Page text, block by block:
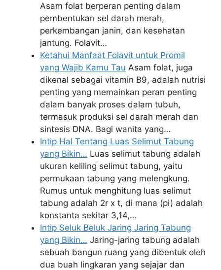
Asam folat berperan penting dalam
pembentukan sel darah merah,
perkembangan janin, dan kesehatan
jantung. Folavit…
Ketahui Manfaat Folavit untuk Promil
yang Wajib Kamu Tau Asam folat, juga
dikenal sebagai vitamin B9, adalah nutrisi
penting yang memainkan peran penting
dalam banyak proses dalam tubuh,
termasuk produksi sel darah merah dan
sintesis DNA. Bagi wanita yang…
Intip Hal Tentang Luas Selimut Tabung
yang Bikin… Luas selimut tabung adalah
ukuran keliling selimut tabung, yaitu
permukaan tabung yang melengkung.
Rumus untuk menghitung luas selimut
tabung adalah 2r x t, di mana (pi) adalah
konstanta sekitar 3,14,…
Intip Seluk Beluk Jaring Jaring Tabung
yang Bikin… Jaring-jaring tabung adalah
sebuah bangun ruang yang dibentuk oleh
dua buah lingkaran yang sejajar dan